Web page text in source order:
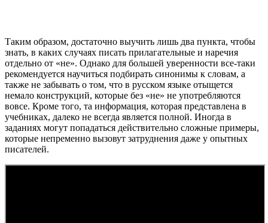
Таким образом, достаточно выучить лишь два пункта, чтобы
знать, в каких случаях писать прилагательные и наречия
отдельно от «не». Однако для большей уверенности все-таки
рекомендуется научиться подбирать синонимы к словам, а
также не забывать о том, что в русском языке отыщется
немало конструкций, которые без «не» не употребляются
вовсе. Кроме того, та информация, которая представлена в
учебниках, далеко не всегда является полной. Иногда в
заданиях могут попадаться действительно сложные примеры,
которые непременно вызовут затруднения даже у опытных
писателей.